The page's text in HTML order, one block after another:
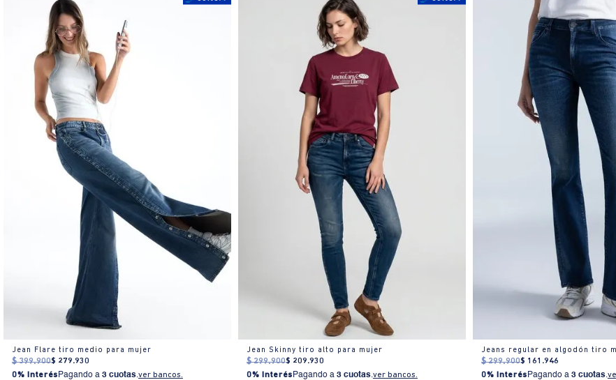
Jean Flare tiro medio para mujer
$ 399.900$ 279.930
0% Interés Pagando a 3 cuotas.ver bancos.
Jean Skinny tiro alto para mujer
$ 299.900$ 209.930
0% Interés Pagando a 3 cuotas.ver bancos.
Jeans regular en algodón tiro
$ 299.900$ 161 .946
0% Interés Pagando a 3 cuotas.